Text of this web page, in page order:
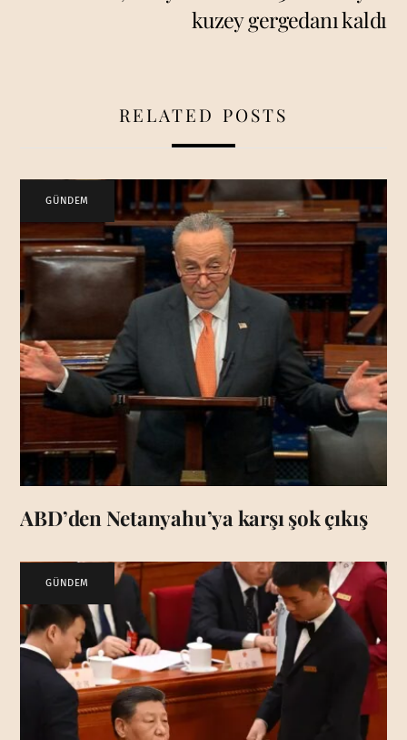
kuzey gergedanı kaldı
RELATED POSTS
GÜNDEM
ABD’den Netanyahu’ya karşı şok çıkış
GÜNDEM